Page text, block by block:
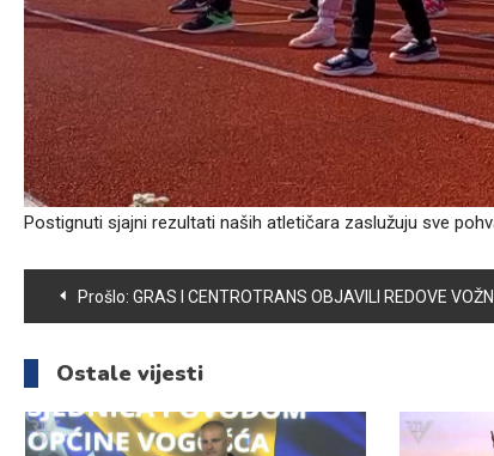
Postignuti sjajni rezultati naših atletičara zaslužuju sve
Navigacija
članaka
Prošlo: GRAS I CENTROTRANS OBJAVILI REDOVE VOŽNJI, NAKON ŠTO JE USPOSTAVLJEN BESPLATAN JAVNI PREVOZ U NOĆNIM
Ostale vijesti